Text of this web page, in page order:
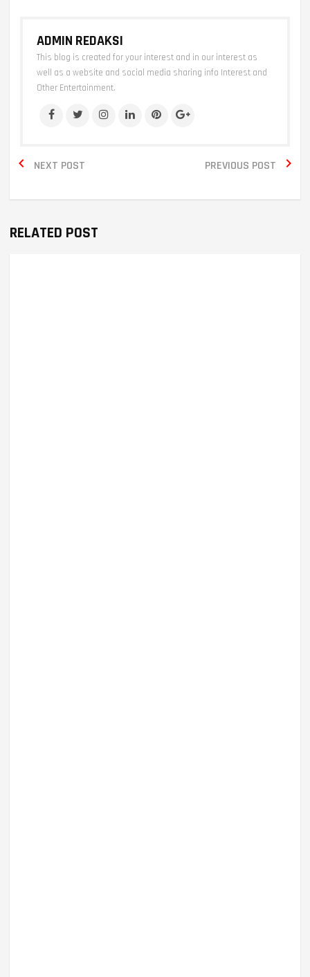
ADMIN REDAKSI
This blog is created for your interest and in our interest as
well as a website and social media sharing info Interest and
Other Entertainment.
NEXT POST
 PREVIOUS POST 
RELATED POST